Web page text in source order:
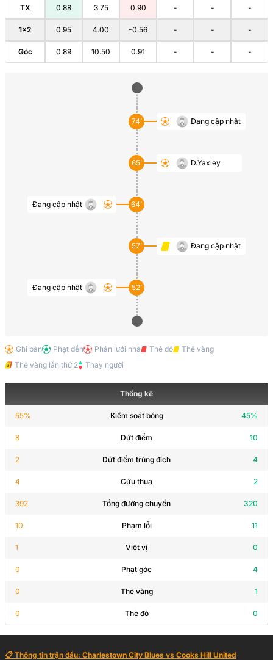
TX 0.88 3.75 0.90 - - -
1×2 0.95 4.00 -0.56 - - -
Góc 0.89 10.50 0.91 - - -
74’ Đang cập nhật
65’ D.Yaxley
Đang cập nhật 64’
57’ Đang cập nhật
Đang cập nhật 52’
Thống kê
55% Kiểm soát bóng 45%
8 Dứt điểm 10
2 Dứt điểm trúng đích 4
4 Cứu thua 2
392 Tổng đường chuyền 320
10 Phạm lỗi 11
1 Việt vị 0
0 Phạt góc 4
0 Thẻ vàng 1
0 Thẻ đỏ 0
Ghi bàn Phạt đền Phản lưới nhà Thẻ đỏ
Thẻ vàng
Thẻ vàng lần thứ 2
Thay người
📋 Thông tin trận đấu: Charlestown City Blues vs Cooks Hill United